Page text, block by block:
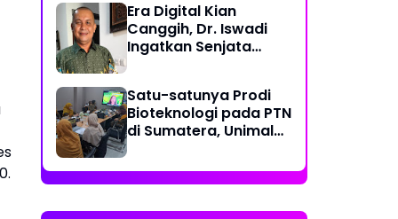
Disinformasi
Era Digital Kian
Canggih, Dr. Iswadi
Ingatkan Senjata
Satu-satunya Prodi
Bioteknologi pada PTN
di Sumatera, Unimal
Penyusunan Kurikulum